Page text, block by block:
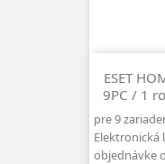
ESET
9PC / 1
pre 9
Elektronická
objednávke